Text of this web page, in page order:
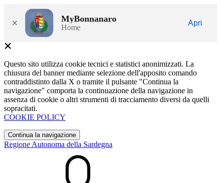
× MyBonnanaro
Home
Apri
Questo sito utilizza cookie tecnici e statistici anonimizzati. La
chiusura del banner mediante selezione dell'apposito comando
contraddistinto dalla X o tramite il pulsante "Continua la
navigazione" comporta la continuazione della navigazione in
assenza di cookie o altri strumenti di tracciamento diversi da quelli
sopracitati.
COOKIE POLICY
Continua la navigazione
Regione Autonoma della Sardegna